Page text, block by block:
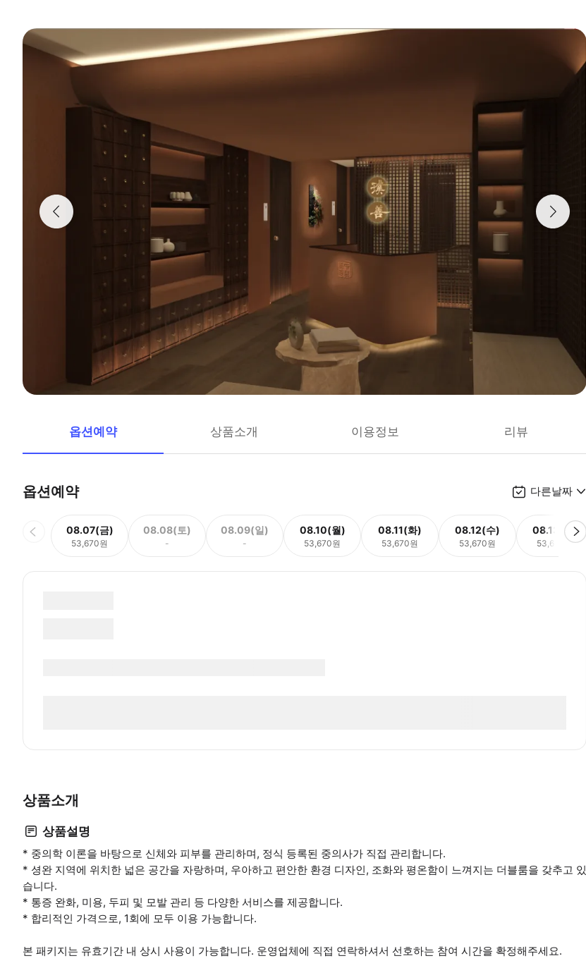
옵션예약 상품소개 이용정보 리뷰
옵션예약 다른날짜
08.07(금)
53,670원
08.08(토)
-
08.09(일)
-
08.10(월)
53,670원
08.11(화)
53,670원
08.12(수)
53,670원
08.13(목)
53,670원
상품소개
상품설명
* 중의학 이론을 바탕으로 신체와 피부를 관리하며, 정식 등록된 중의사가 직접 관리합니다.
* 셩완 지역에 위치한 넓은 공간을 자랑하며, 우아하고 편안한 환경 디자인, 조화와 평온함이 느껴지는 더블룸을 갖추고 있
습니다.
* 통증 완화, 미용, 두피 및 모발 관리 등 다양한 서비스를 제공합니다.
* 합리적인 가격으로, 1회에 모두 이용 가능합니다.
본 패키지는 유효기간 내 상시 사용이 가능합니다. 운영업체에 직접 연락하셔서 선호하는 참여 시간을 확정해주세요.